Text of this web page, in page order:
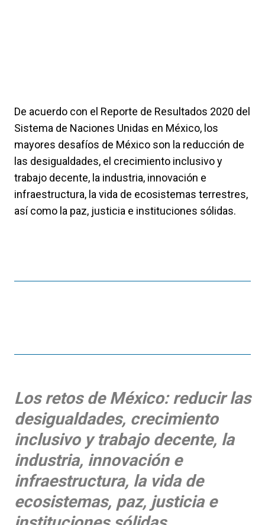
De acuerdo con el Reporte de Resultados 2020 del
Sistema de Naciones Unidas en México, los
mayores desafíos de México son la reducción de
las desigualdades, el crecimiento inclusivo y
trabajo decente, la industria, innovación e
infraestructura, la vida de ecosistemas terrestres,
así como la paz, justicia e instituciones sólidas.
Los retos de México: reducir las
desigualdades, crecimiento
inclusivo y trabajo decente, la
industria, innovación e
infraestructura, la vida de
ecosistemas, paz, justicia e